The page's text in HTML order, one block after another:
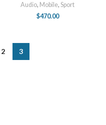
Audio, Mobile, Sport
$470.00
2 3